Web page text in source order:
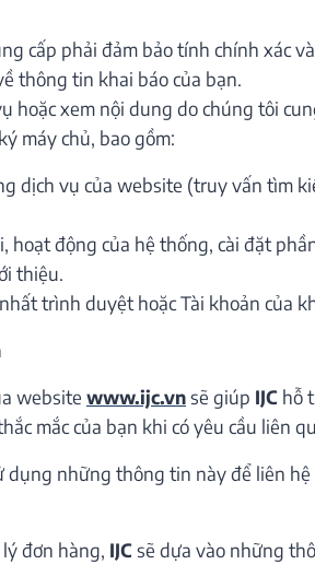
cấp phải đảm bảo tính chính xác
thông tin khai báo của bạn.
hoặc xem nội dung do chúng tôi
máy chủ, bao gồm:
dịch vụ của website (truy vấn tìm
hoạt động của hệ thống, cài đặt
thiệu.
trình duyệt hoặc Tài khoản của
website www.ijc.vnsẽ giúp IJC hỗ
mắc của bạn khi có yêu cầu liên
dụng những thông tin này để liên
đơn hàng, IJC sẽ dựa vào những